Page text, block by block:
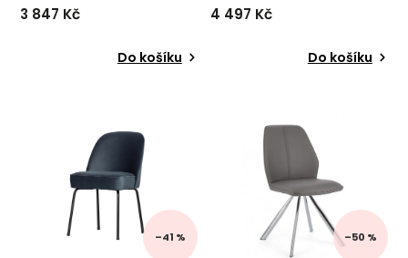
3 847 Kč
Do košíku
BePureHome v provedení
temně modrého sametu a
černého kovu. ✅ krásný
nábytek ✅ kvalitní materiály
✅ nej...
4 497 Kč
Do košíku
nábytku BePureHome
se sametovým
sedákem a kovovými
nohami. ✅ krásný nábytek
✅ kvalitní materiály
✅ nejnižší cen...
–41 % –50 %